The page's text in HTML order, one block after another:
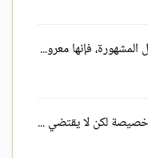
(75) وليس الغرض هنا تقرير المسائل المشهورة، فإنها معروفة، وإنما الغرض التنبيه على ما يخفى من غيرها
(74) النوع الثاني من الأمكنة: ما له خصيصة لكن لا يقتضي اتخاذه عيدا، ولا الصلاة ونحوها من العبادات عنده